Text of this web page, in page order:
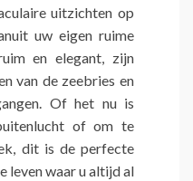
uitzichten op
uw eigen ruime
en elegant, zijn
van de zeebries en
Of het nu is
of om te
dit is de perfecte
leven waar u altijd al